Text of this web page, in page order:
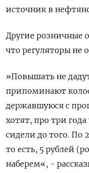
источник в
Другие розничные
что регуляторы не
»Повышать не
припоминают
державшуюся с
хотят, про три
сидели до того. По
то есть, 5 рублей
наберем«, -